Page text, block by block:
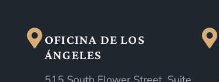
OFICINA DE LOS
ÁNGELES